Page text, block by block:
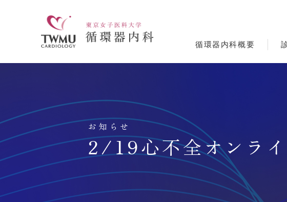
循環器内科概要
お知らせ
2/19心不全オンラ